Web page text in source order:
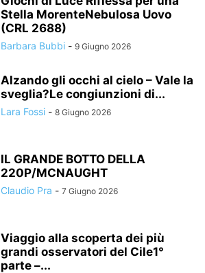
Stella MorenteNebulosa Uovo
(CRL 2688)
Barbara Bubbi - 9 Giugno 2026
Alzando gli occhi al cielo – Vale la
sveglia?Le congiunzioni di...
Lara Fossi - 8 Giugno 2026
IL GRANDE BOTTO DELLA
220P/MCNAUGHT
Claudio Pra - 7 Giugno 2026
Viaggio alla scoperta dei più
grandi osservatori del Cile1°
parte –...